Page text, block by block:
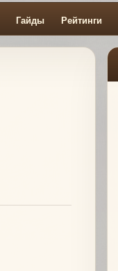
Гайды Рейтинги